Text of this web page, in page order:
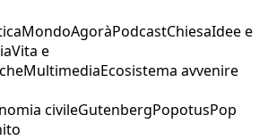
MondoAgoràPodcastChiesaIdee e
Vita e
MultimediaEcosistema avvenire
civileGutenbergPopotusPop